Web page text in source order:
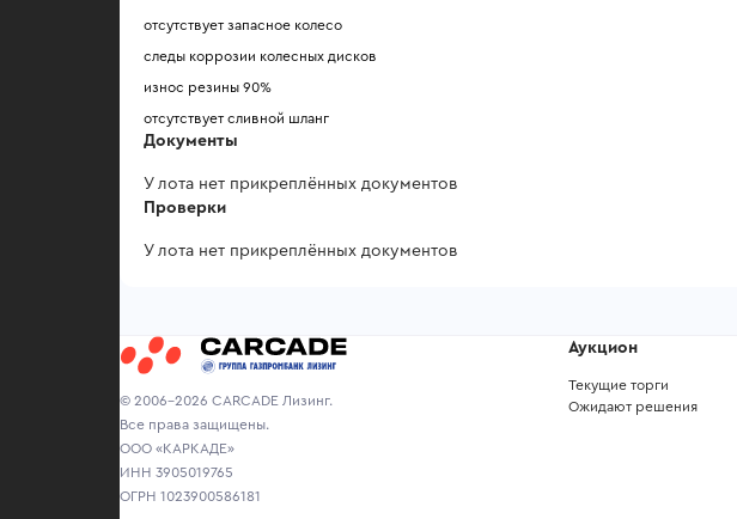
отсутствует запасное колесо
следы коррозии колесных дисков
износ резины 90%
отсутствует сливной шланг
Документы
У лота нет прикреплённых документов
Проверки
У лота нет прикреплённых документов
© 2006-2026 CARCADE Лизинг.
Все права защищены.
ООО «КАРКАДЕ»
ИНН 3905019765
ОГРН 1023900586181
Аукцион
Текущие торги
Ожидают решения